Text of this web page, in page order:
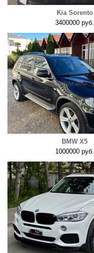
Kia Sorento
3400000 руб.
BMW X5
1000000 руб.